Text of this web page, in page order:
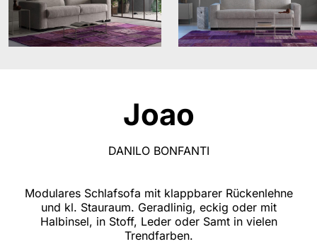
Joao
DANILO BONFANTI
Modulares Schlafsofa mit klappbarer Rückenlehne
und kl. Stauraum. Geradlinig, eckig oder mit
Halbinsel, in Stoff, Leder oder Samt in vielen
Trendfarben.